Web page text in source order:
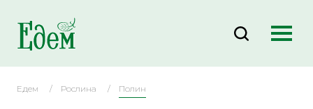
Едем Рослина Полин